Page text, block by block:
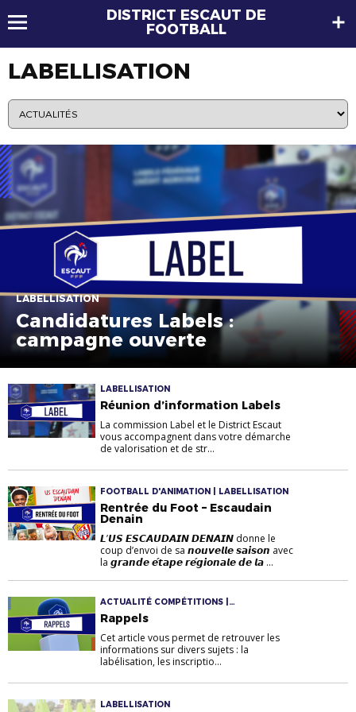
DISTRICT ESCAUT DE
FOOTBALL
LABELLISATION
LABELLISATION
Candidatures Labels :
campagne ouverte
LABELLISATION
Réunion d’information Labels
La commission Label et le District Escaut
vous accompagnent dans votre démarche
de valorisation et de str...
FOOTBALL D'ANIMATION | LABELLISATION
Rentrée du Foot – Escaudain
Denain
𝙇’𝙐𝙎 𝙀𝙎𝘾𝘼𝙐𝘿𝘼𝙄𝙉 𝘿𝙀𝙉𝘼𝙄𝙉 donne le
coup d’envoi de sa 𝙣𝙤𝙪𝙫𝙚𝙡𝙡𝙚 𝙨𝙖𝙞𝙨𝙤𝙣 avec
la 𝙜𝙧𝙖𝙣𝙙𝙚 𝙚́𝙩𝙖𝙥𝙚 𝙧𝙚́𝙜𝙞𝙤𝙣𝙖𝙡𝙚 𝙙𝙚 𝙡𝙖 ...
ACTUALITÉ COMPÉTITIONS |
LABELLISATION
Rappels
Cet article vous permet de retrouver les
informations sur divers sujets : la
labélisation, les inscriptio...
LABELLISATION